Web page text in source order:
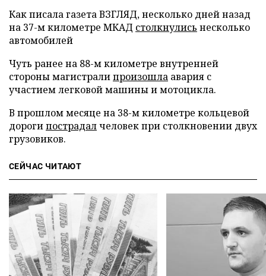
Как писала газета ВЗГЛЯД, несколько дней назад
на 37-м километре МКАД столкнулись несколько
автомобилей
Чуть ранее на 88-м километре внутренней
стороны магистралипроизошла авария с
участием легковой машины и мотоцикла.
В прошлом месяце на 38-м километре кольцевой
дорогипострадалчеловек при столкновении двух
грузовиков.
СЕЙЧАС ЧИТАЮТ